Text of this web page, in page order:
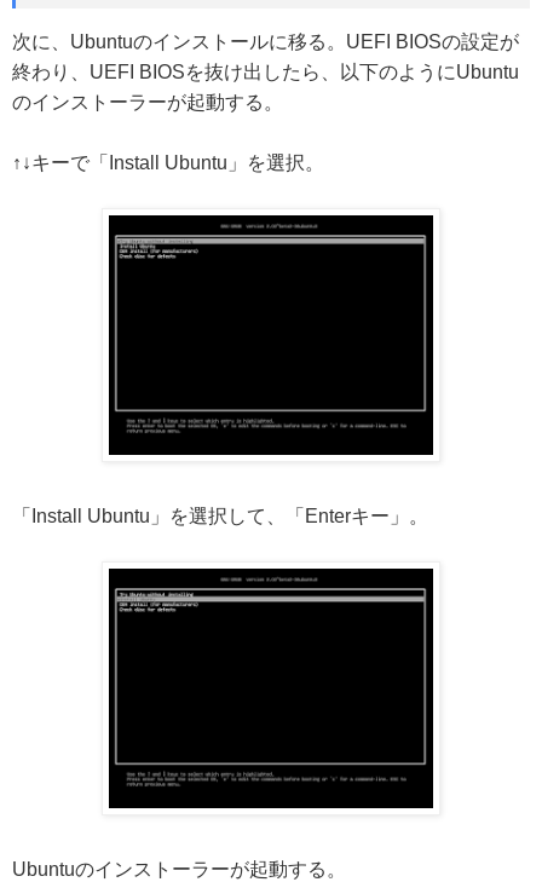
次に、Ubuntuのインストールに移る。UEFI BIOSの設定が
終わり、UEFI BIOSを抜け出したら、以下のようにUbuntu
のインストーラーが起動する。
↑↓キーで「Install Ubuntu」を選択。
「Install Ubuntu」を選択して、「Enterキー」。
Ubuntuのインストーラーが起動する。